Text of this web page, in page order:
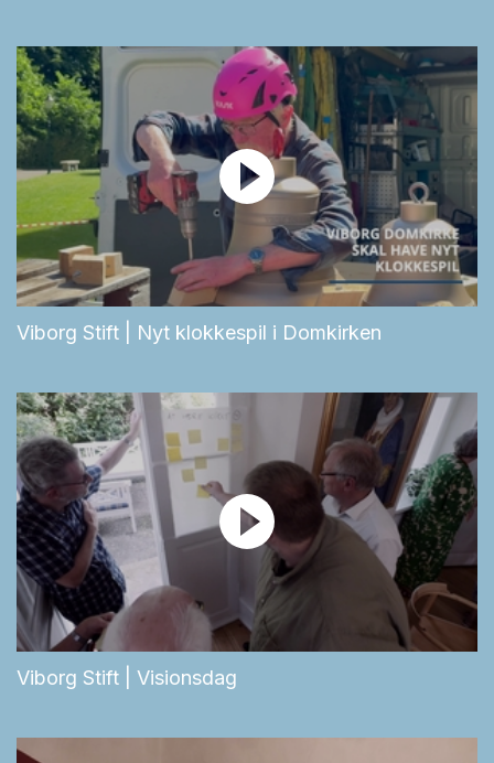
Viborg Stift | Nyt klokkespil i Domkirken
Viborg Stift | Visionsdag